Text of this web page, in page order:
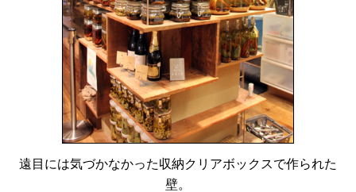
遠目には気づかなかった収納クリアボックスで作られた
壁。